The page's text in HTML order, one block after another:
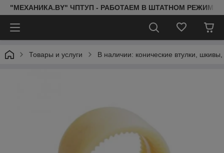
"МЕХАНИКА.BY" ЧПТУП - РАБОТАЕМ В ШТАТНОМ РЕЖИМЕ
Товары и услуги В наличии: конические втулки,